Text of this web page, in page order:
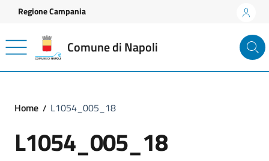
Vai ai contenuti
Vai al footer
Regione Campania
Comune di Napoli
Home L1054_005_18
L1054_005_18